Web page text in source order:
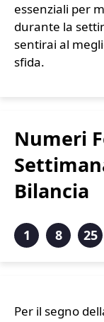
essenziali per
durante la
sentirai al
sfida.
Numeri
Bilancia
1 8 25
Per il segno